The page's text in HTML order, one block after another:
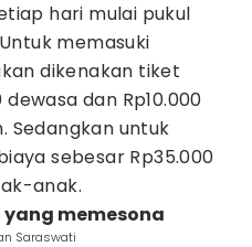
hari mulai pukul
memasuki
dikenakan tiket
dan Rp10.000
Sedangkan untuk
sebesar Rp35.000
anak.
memesona
Saraswati